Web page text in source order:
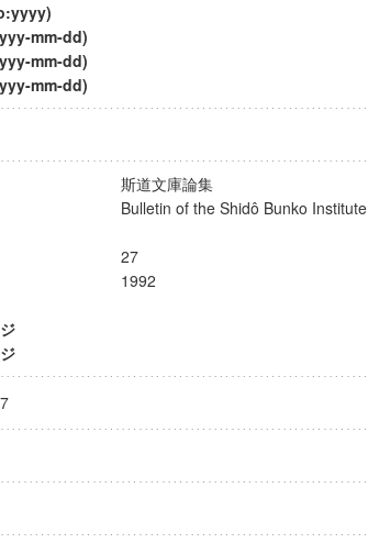
ー
mm-dd)
mm-dd)
mm-dd)
斯道文庫論集
Bulletin of the Shidô Bunko
27
1992